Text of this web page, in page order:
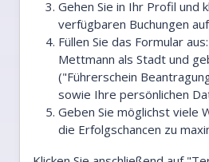
Gehen Sie in Ihr Profil und
verfügbaren Buchungen
Füllen Sie das Formular
Mettmann als Stadt und
("Führerschein
sowie Ihre persönlichen
Geben Sie möglichst viele
die Erfolgschancen zu